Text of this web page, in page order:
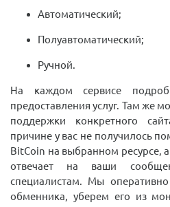
Автоматический;
Полуавтоматический;
Ручной.
На каждом сервисе
предоставления услуг. Там же
поддержки конкретного
причине у вас не получилось
BitCoin на выбранном ресурсе,
отвечает на ваши
специалистам. Мы
обменника, уберем его из